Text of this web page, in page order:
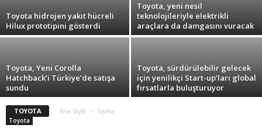
Toyota hidrojen yakıt hücreli
Hilux prototipini gösterdi
Toyota, yeni nesil
teknolojileriyle elektrikli
araçlara da damgasını vuracak
Toyota, Yeni Corolla
Hatchback’i Türkiye’de satışa
sundu
Toyota, sürdürülebilir gelecek
için yenilikçi Start-up’ları global
fırsatlarla buluşturuyor
TOYOTA Ana Sayfa
Toyota
Toyota